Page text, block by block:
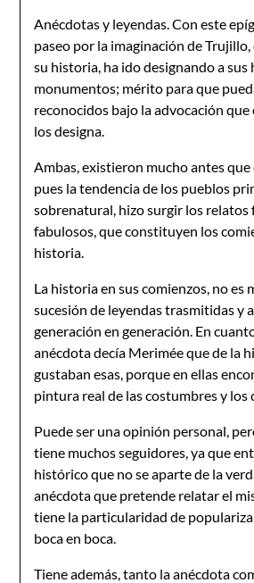
Anécdotas y leyendas. Con este
paseo por la imaginación de Trujillo,
su historia, ha ido designando a sus
monumentos; mérito para que
reconocidos bajo la advocación
los designa.
Ambas, existieron mucho antes
pues la tendencia de los pueblos
sobrenatural, hizo surgir los relatos
fabulosos, que constituyen los
historia.
La historia en sus comienzos, no es
sucesión de leyendas trasmitidas y
generación en generación. En
anécdota decía Merimée que de la
gustaban esas, porque en ellas
pintura real de las costumbres y los
Puede ser una opinión personal,
tiene muchos seguidores, ya que
histórico que no se aparte de la
anécdota que pretende relatar el
tiene la particularidad de
boca en boca.
Tiene además, tanto la anécdota